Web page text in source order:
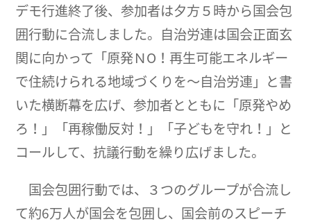
デモ行進終了後、参加者は夕方５時から国会包
囲行動に合流しました。自治労連は国会正面玄
関に向かって「原発ＮО！再生可能エネルギー
で住続けられる地域づくりを～自治労連」と書
いた横断幕を広げ、参加者とともに「原発やめ
ろ！」「再稼働反対！」「子どもを守れ！」と
コールして、抗議行動を繰り広げました。
国会包囲行動では、３つのグループが合流し
て約6万人が国会を包囲し、国会前のスピーチ